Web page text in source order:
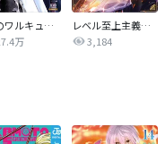
終末のワルキューレ
万
レベル至上主義【タテヨミ】
3,184